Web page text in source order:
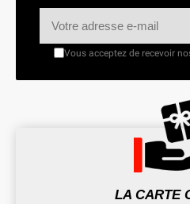
Vous acceptez de recevoir
LA CARTE